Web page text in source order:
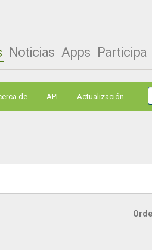
Noticias Apps Participa
de API Actualización